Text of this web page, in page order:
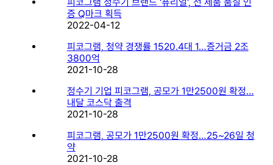
증 Q마크 획득
2022-04-12
피코그램, 청약 경쟁률 1520.4대 1…증거금 2조
3800억
2021-10-28
정수기 기업 피코그램, 공모가 1만2500원 확정…
내달 코스닥 출격
2021-10-28
피코그램, 공모가 1만2500원 확정…25~26일 청
약
2021-10-28